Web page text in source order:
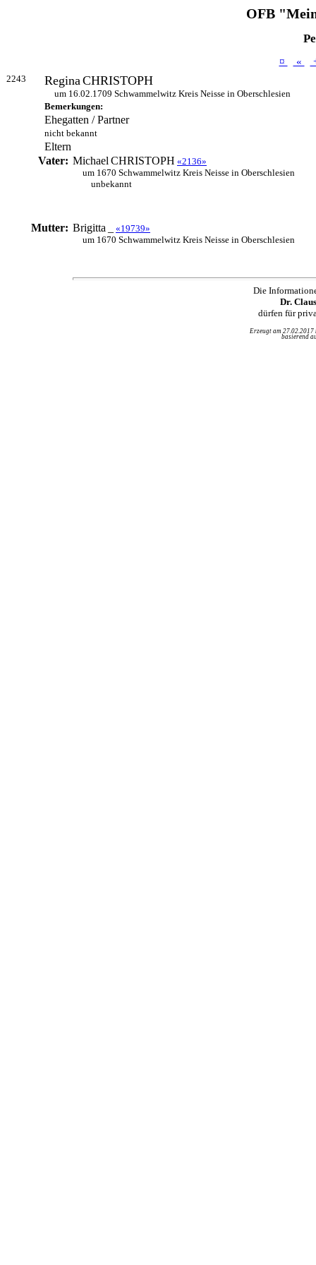
OFB
¤ «
2243 ReginaCHRISTOPH
um 16.02.1709 Schwammelwitz Kreis Neisse in Oberschlesien
Bemerkungen:
Ehegatten / Partner
nicht bekannt
Eltern
Vater: Michael CHRISTOPH «2136»
um 1670 Schwammelwitz Kreis Neisse in Oberschlesien
unbekannt
Mutter: Brigitta
«19739»
um 1670 Schwammelwitz Kreis Neisse in Oberschlesien
Die
Dr.
dürfen für
Erzeugt am
basierend